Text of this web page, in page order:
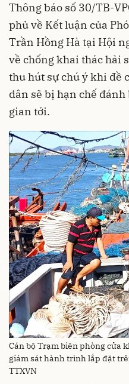
Thông báo số 30/TB-
phủ về Kết luận của
Trần Hồng Hà tại Hội
về chống khai thác hải
thu hút sự chú ý khi đề
dân sẽ bị hạn chế
gian tới.
Cán bộ Trạm biên phòng cửa
giám sát hành trình lắp đặt
TTXVN